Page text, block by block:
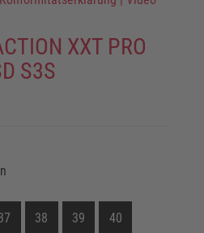
XXT PRO
S3S
38 39 40